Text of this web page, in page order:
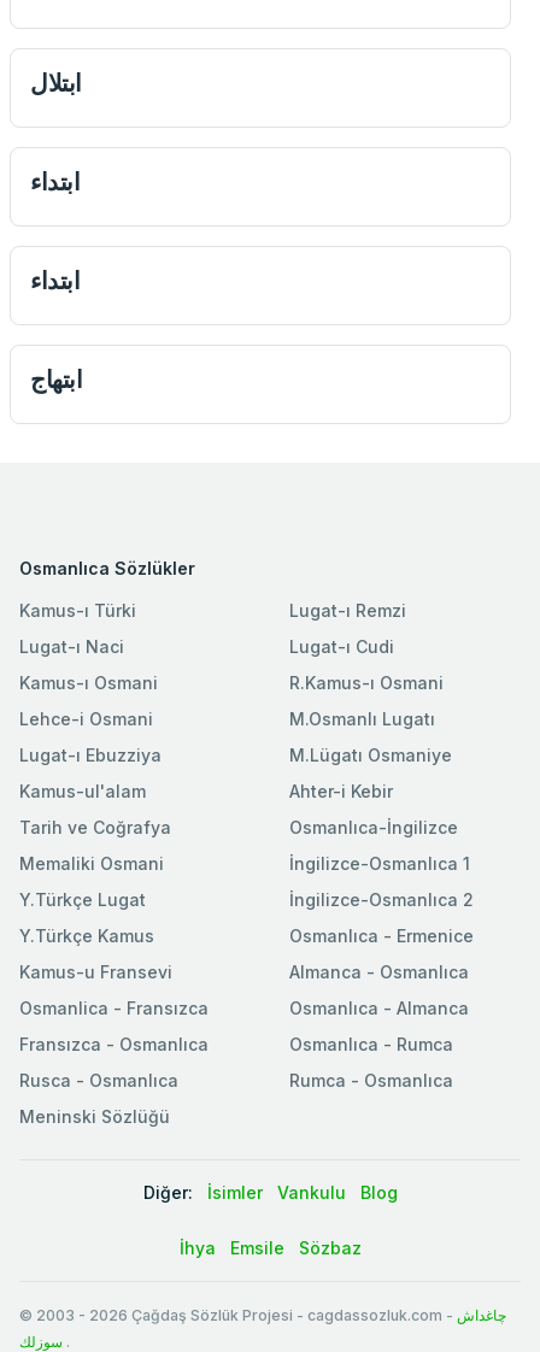
ابتلال
ابتداء
ابتداء
ابتهاج
Osmanlıca Sözlükler
Kamus-ı Türki
Lugat-ı Naci
Kamus-ı Osmani
Lehce-i Osmani
Lugat-ı Ebuzziya
Lugat-ı Remzi
Lugat-ı Cudi
R.Kamus-ı Osmani
M.Osmanlı Lugatı
M.Lügatı Osmaniye
Kamus-ul'alam
Tarih ve Coğrafya
Memaliki Osmani
Y.Türkçe Lugat
Y.Türkçe Kamus
Ahter-i Kebir
Osmanlıca-İngilizce
İngilizce-Osmanlıca 1
İngilizce-Osmanlıca 2
Osmanlıca - Ermenice
Kamus-u Fransevi
Osmanlica - Fransızca
Fransızca - Osmanlıca
Rusca - Osmanlıca
Meninski Sözlüğü
Almanca - Osmanlıca
Osmanlıca - Almanca
Osmanlıca - Rumca
Rumca - Osmanlıca
Diğer: İsimler Vankulu Blog
İhya Emsile Sözbaz
© 2003 - 2026 Çağdaş Sözlük Projesi - cagdassozluk.com - چاغداش
سوزلك .